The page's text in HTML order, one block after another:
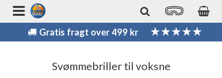
Gratis fragt over 499 kr
Svømmebriller til voksne